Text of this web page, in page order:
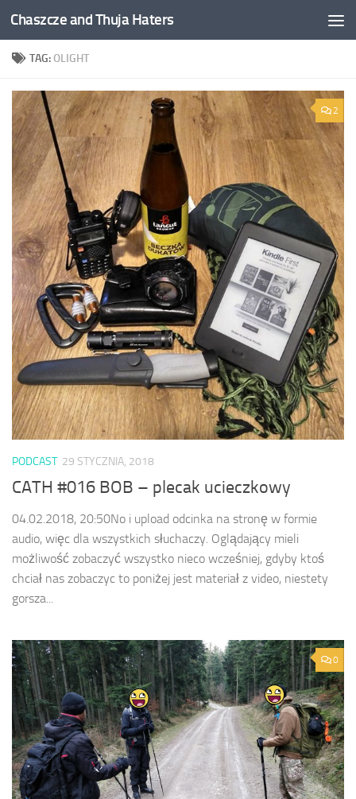
Skip to content
Chaszcze and Thuja Haters
TAG:OLIGHT
2
PODCAST 29 STYCZNIA, 2018
CATH #016 BOB – plecak ucieczkowy
04.02.2018, 20:50No i upload odcinka na stronę w formie
audio, więc dla wszystkich słuchaczy. Oglądający mieli
możliwość zobaczyć wszystko nieco wcześniej, gdyby ktoś
chciał nas zobaczyc to poniżej jest materiał z video, niestety
gorsza...
0